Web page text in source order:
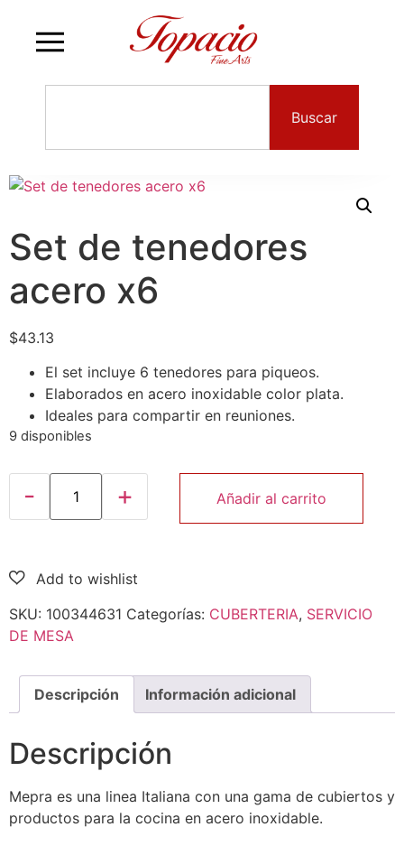
Buscar
Set de tenedores
acero x6
$43.13
El set incluye 6 tenedores para piqueos.
Elaborados en acero inoxidable color plata.
Ideales para compartir en reuniones.
9 disponibles
Añadir al carrito
SKU: 100344631 Categorías: CUBERTERIA, SERVICIO
DE MESA
Descripción Información adicional
Descripción
Mepra es una linea Italiana con una gama de cubiertos y
productos para la cocina en acero inoxidable.